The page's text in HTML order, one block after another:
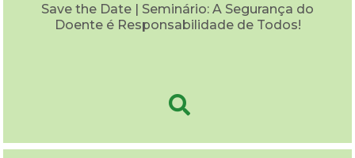
Save the Date | Seminário: A Segurança do
Doente é Responsabilidade de Todos!